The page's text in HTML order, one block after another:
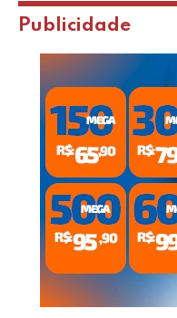
Publicidade